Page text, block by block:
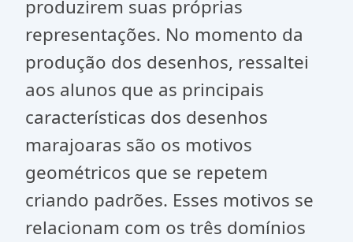
produzirem suas próprias
representações. No momento da
produção dos desenhos, ressaltei
aos alunos que as principais
características dos desenhos
marajoaras são os motivos
geométricos que se repetem
criando padrões. Esses motivos se
relacionam com os três domínios